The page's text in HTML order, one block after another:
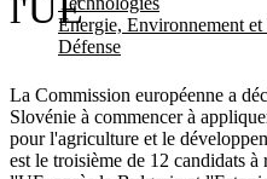
Energie, Environnement et
Défense
l'UE
La Commission européenne a
Slovénie à commencer à
pour l'agriculture et le
est le troisième de 12 candidats